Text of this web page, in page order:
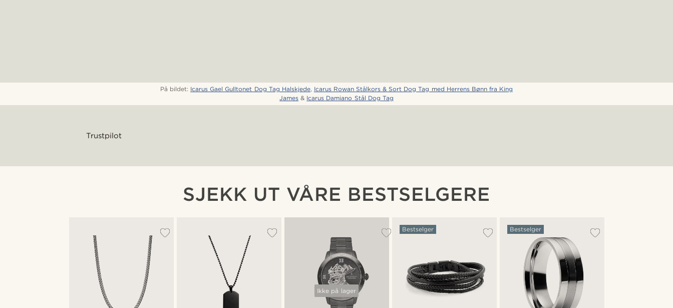
På bildet: Icarus Gael Gulltonet Dog Tag Halskjede, Icarus Rowan Stålkors & Sort Dog Tag med Herrens Bønn fra King
James & Icarus Damiano Stål Dog Tag
Trustpilot
SJEKK UT VÅRE BESTSELGERE
Ikke på lager
Bestselger Bestselger